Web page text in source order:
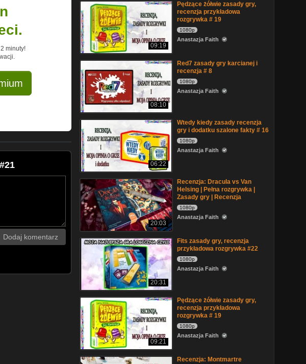
minuty!
Dodaj komentarz
09:19
Pędzące żółwie zasady gry,
recenzja przykładowa
rozgrywka # 19
1080p
Anastazja Faith
08:10
Red7 zasady gry karcianej i
recenzja # 8
1080p
Anastazja Faith
06:22
Wtedy kiedy zasady recenzja
gry i dodatku szalone fakty # 16
1080p
Anastazja Faith
20:03
Recenzja: Dracula vs Van
Helsing | Pełna rozgrywka |
Zasady gry | Recenzja
1080p
Anastazja Faith
20:31
Fits zasady gry, recenzja
przykładowa rozgrywka #22
1080p
Anastazja Faith
09:21
Pędzące żółwie zasady gry,
recenzja przykładowa
rozgrywka # 19
1080p
Anastazja Faith
Recenzja: Montmartre